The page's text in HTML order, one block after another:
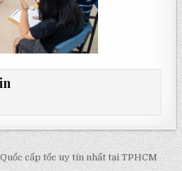
cấp tốc uy tín nhất tại TPHCM